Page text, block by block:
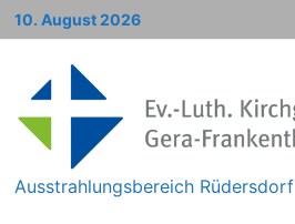
Zum
Inhalt
10. August 2026
Ausstrahlungsbereich Rüdersdorf